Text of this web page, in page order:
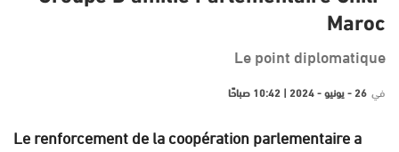
Maroc
Le point diplomatique
في 26 - يونيو - 2024 | 10:42 صباحًا
Le renforcement de la coopération parlementaire a